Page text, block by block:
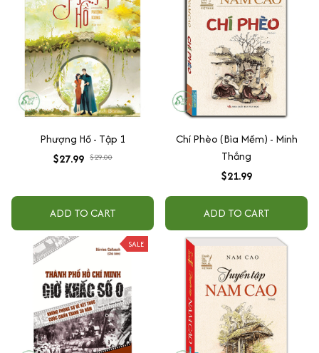
Phượng Hồ - Tập 1
$27.99 $29.00
ADD TO CART
Chí Phèo (Bìa Mềm) - Minh
Thắng
$21.99
ADD TO CART
SALE